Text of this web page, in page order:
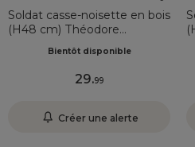
Soldat casse-noisette en bois
(H48 cm) Théodore
Bientôt disponible
29.99
Créer une alerte